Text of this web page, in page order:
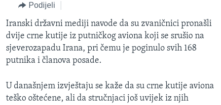
pretraguBOSNA I HERCEGOVINA
SVIJET
SPECIJALNI PROJEKTI
KORUPCIJA
SLOBODA MEDIJA
ŽENSKA STRANA
MAGAZIN
Podijeli
Iranski državni mediji navode da su zvaničnici pronašli
dvije crne kutije iz putničkog aviona koji se srušio na
sjeverozapadu Irana, pri čemu je poginulo svih 168
putnika i članova posade.
U današnjem izvještaju se kaže da su crne kutije aviona
teško oštećene, ali da stručnjaci još uvijek iz njih